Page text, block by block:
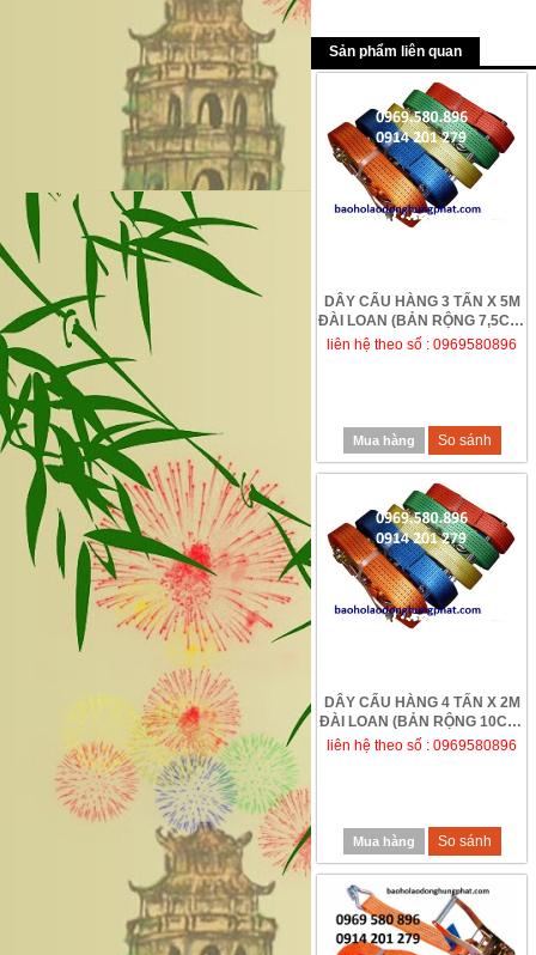
Sản phẩm liên quan
DÂY CẨU HÀNG 3 TẤN X 5M
ĐÀI LOAN (BẢN RỘNG 7,5CM)
liên hệ theo số : 0969580896
Mua hàng So sánh
DÂY CẨU HÀNG 4 TẤN X 2M
ĐÀI LOAN (BẢN RỘNG 10CM)
GIÁ RẺ TẠI H...
liên hệ theo số : 0969580896
Mua hàng So sánh